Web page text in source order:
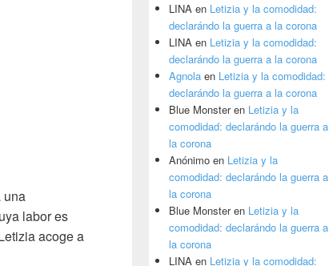
una
labor es
acoge a
calor! Menos mal hay flores
LINA en Letizia y la comodidad:
declarándo la guerra a la corona
LINA en Letizia y la comodidad:
declarándo la guerra a la corona
Agnola en Letizia y la comodidad:
declarándo la guerra a la corona
Blue Monsteren Letizia y la
comodidad: declarándo la guerra a
la corona
Anónimo en Letizia y la
comodidad: declarándo la guerra a
la corona
Blue Monsteren Letizia y la
comodidad: declarándo la guerra a
la corona
LINA en Letizia y la comodidad: